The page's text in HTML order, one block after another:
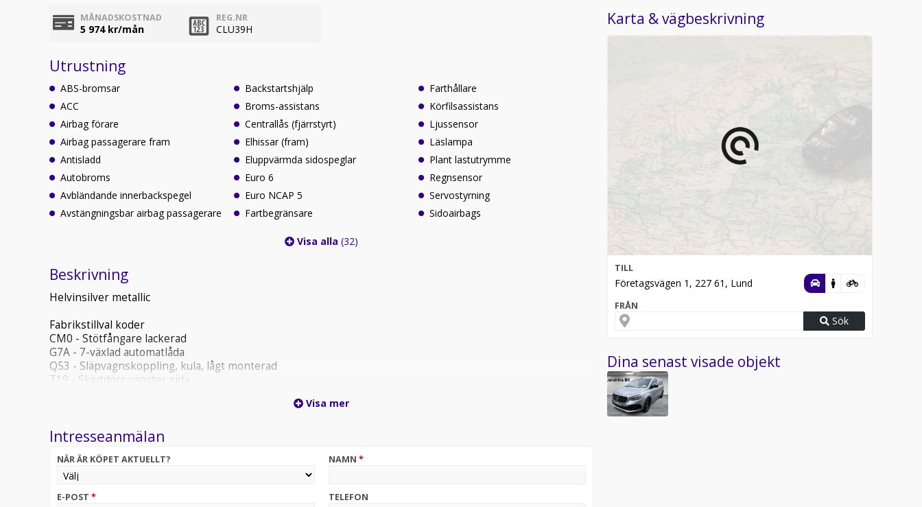
MÅNADSKOSTNAD
5 974kr/mån
REG.NR
CLU39H
Utrustning
ABS-bromsar
ACC
Airbag förare
Airbag passagerare fram
Antisladd
Autobroms
Avbländande innerbackspegel
Avstängningsbar airbag passagerare
Backstartshjälp
Broms-assistans
Centrallås (fjärrstyrt)
Elhissar (fram)
Eluppvärmda sidospeglar
Euro 6
Euro NCAP 5
Fartbegränsare
Farthållare
Körfilsassistans
Ljussensor
Läslampa
Plant lastutrymme
Regnsensor
Servostyrning
Sidoairbags
Visa alla(32)
Beskrivning
Helvinsilver metallic
Fabrikstillval koder
CM0 - Stötfångare lackerad
G7A - 7-växlad automatlåda
Q53 - Släpvagnskoppling, kula, lågt monterad
T19 - Skjutdörr vänster sida
Visa mer
Intresseanmälan
NÄR ÄR KÖPET AKTUELLT? NAMN *
E-POST * TELEFON
Karta & vägbeskrivning
TILL
Företagsvägen 1, 227 61, Lund
FRÅN
Sök
Dina senast visade objekt